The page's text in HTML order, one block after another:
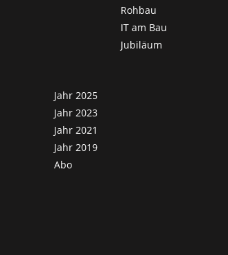
Rohbau
IT am Bau
Jubiläum
Jahr 2025
Jahr 2023
Jahr 2021
Jahr 2019
Abo